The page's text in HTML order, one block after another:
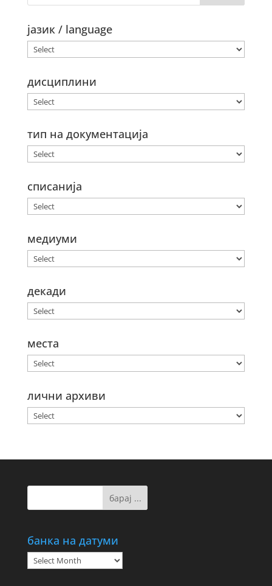
јазик / language
дисциплини
тип на документација
списанија
медиуми
декади
места
лични архиви
банка на датуми
банка
на